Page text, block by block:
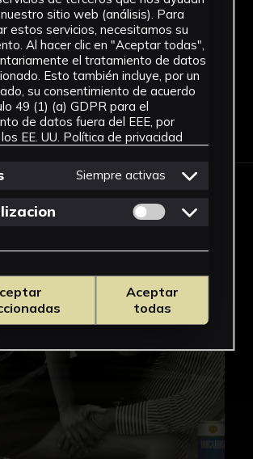
de ésta. Ella, de perfil e
el personaje masculino, le besa
también su mano sobre la de
contraste de la camisa de rayas
el vestido negro sin estampado
como la captación de la carga
estaba embalada junto a los
medidas con imágenes de
Nueva York, acompañados de
Papel
Ver más
Descargar Ficha
IMÁGENES
sitio web (análisis). Para
estos servicios, necesitamos su
Al hacer clic en "Aceptar todas",
el tratamiento de datos
Esto también incluye, por un
su consentimiento de acuerdo
49 (1) (a) GDPR para el
de datos fuera del EEE, por
EE. UU. Política de privacidad
Siempre activas
Permitir cookies
Aceptar
todas